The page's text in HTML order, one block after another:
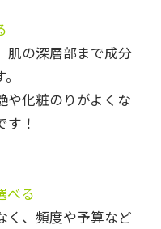
肌の深層部まで成分
や化粧のりがよくな
！
べる
く、頻度や予算など